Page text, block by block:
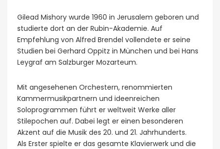
Gilead Mishory wurde 1960 in Jerusalem geboren und
studierte dort an der Rubin-Akademie. Auf
Empfehlung von Alfred Brendel vollendete er seine
Studien bei Gerhard Oppitz in München und bei Hans
Leygraf am Salzburger Mozarteum.
Mit angesehenen Orchestern, renommierten
Kammermusikpartnern und ideenreichen
Soloprogrammen führt er weltweit Werke aller
Stilepochen auf. Dabei legt er einen besonderen
Akzent auf die Musik des 20. und 21. Jahrhunderts.
Als Erster spielte er das gesamte Klavierwerk und die